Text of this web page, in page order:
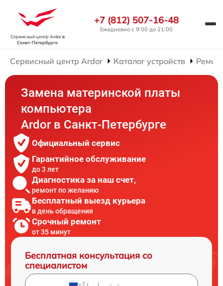
Сервисный центр Ardorв
Санкт-Петербурге
+7 (812) 507-16-48
Ежедневно с 9:00 до 21:00
Сервисный центр Ardor Каталог устройств
Замена материнской платы
компьютера
Ardor в Санкт-Петербурге
Официальный сервис
Гарантийное обслуживание
до 3 лет
Диагностика за наш счет,
ремонт по желанию
Бесплатный выезд курьера
в день обращения
Срочный ремонт
от 35 минут
Бесплатная консультация со
специалистом